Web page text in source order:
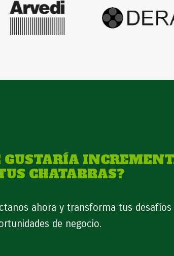
GUSTARÍA
CHATARRAS?
ahora y transforma tus
de negocio.